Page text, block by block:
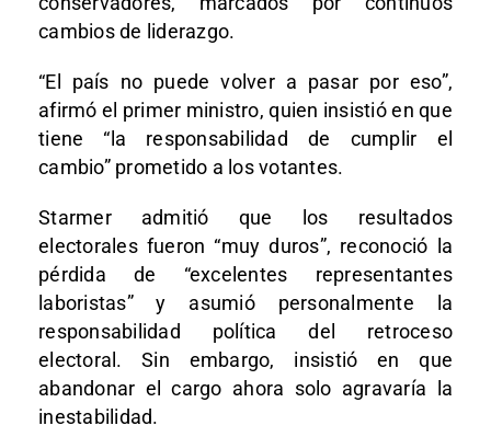
cambios de liderazgo.
“El país no puede volver a pasar por eso”,
afirmó el primer ministro, quien insistió en que
tiene “la responsabilidad de cumplir el
cambio” prometido a los votantes.
Starmer admitió que los resultados
electorales fueron “muy duros”, reconoció la
pérdida de “excelentes representantes
laboristas” y asumió personalmente la
responsabilidad política del retroceso
electoral. Sin embargo, insistió en que
abandonar el cargo ahora solo agravaría la
inestabilidad.